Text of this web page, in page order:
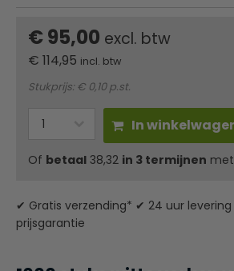
€ 95,00 excl. btw
€ 114,95 incl. btw
Stukprijs: € 0,10 p.st.
In
Of betaal 38,32 in 3 termijnen
✔ Gratis verzending* ✔ 24 uur
prijsgarantie